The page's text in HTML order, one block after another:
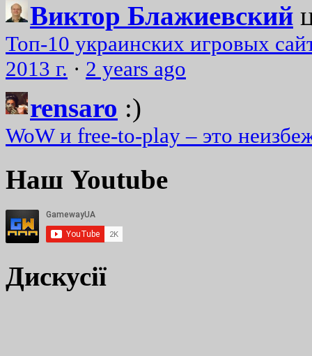
Виктор Блажиевский
Топ-10 украинских игровых
2013 г. · 2 years ago
rensaro :)
WoW и free-to-play – это
Наш Youtube
Дискусії